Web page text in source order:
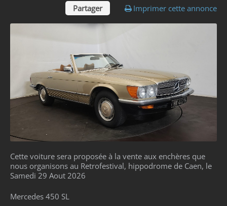
Partager
Imprimer cette annonce
Cette voiture sera proposée à la vente aux enchères que
nous organisons au Retrofestival, hippodrome de Caen, le
Samedi 29 Aout 2026
Mercedes 450 SL